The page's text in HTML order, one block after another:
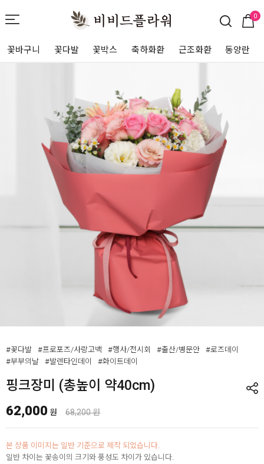
0
꽃바구니 꽃다발 꽃박스 축하화환 근조화환 동양란
#꽃다발 #프로포즈/사랑고백 #행사/전시회 #출산/병문안
#로즈데이
#부부의날
#발렌타인데이 #화이트데이
핑크장미 (총높이 약40cm)
62,000 원 68,200 원
본 상품 이미지는 일반 기준으로 제작 되었습니다.
일반 차이는 꽃송이의 크기와 풍성도 차이가 있습니다.